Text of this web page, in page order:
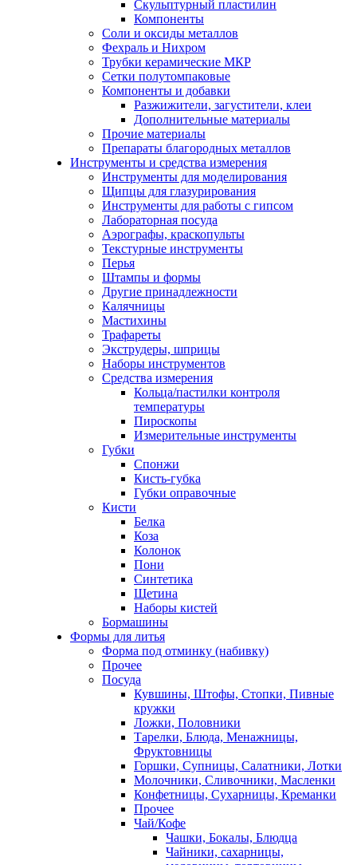
Скульптурный пластилин
Компоненты
Соли и оксиды металлов
Фехраль и Нихром
Трубки керамические МКР
Сетки полутомпаковые
Компоненты и добавки
Разжижители, загустители, клеи
Дополнительные материалы
Прочие материалы
Препараты благородных металлов
Инструменты и средства измерения
Инструменты для моделирования
Щипцы для глазурирования
Инструменты для работы с гипсом
Лабораторная посуда
Аэрографы, краскопульты
Текстурные инструменты
Перья
Штампы и формы
Другие принадлежности
Калячницы
Мастихины
Трафареты
Экструдеры, шприцы
Наборы инструментов
Средства измерения
Кольца/пастилки контроля
температуры
Пироскопы
Измерительные инструменты
Губки
Спонжи
Кисть-губка
Губки оправочные
Кисти
Белка
Коза
Колонок
Пони
Синтетика
Щетина
Наборы кистей
Бормашины
Формы для литья
Форма под отминку (набивку)
Прочее
Посуда
Кувшины, Штофы, Стопки, Пивные
кружки
Ложки, Половники
Тарелки, Блюда, Менажницы,
Фруктовницы
Горшки, Супницы, Салатники, Лотки
Молочники, Сливочники, Масленки
Конфетницы, Сухарницы, Креманки
Прочее
Чай/Кофе
Чашки, Бокалы, Блюдца
Чайники, сахарницы,